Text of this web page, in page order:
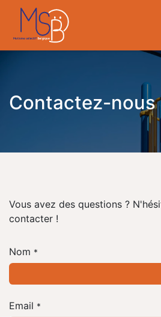
Se rendre au contenu
Contactez-nous
Vous avez des questions ?
contacter !
Nom *
Email *